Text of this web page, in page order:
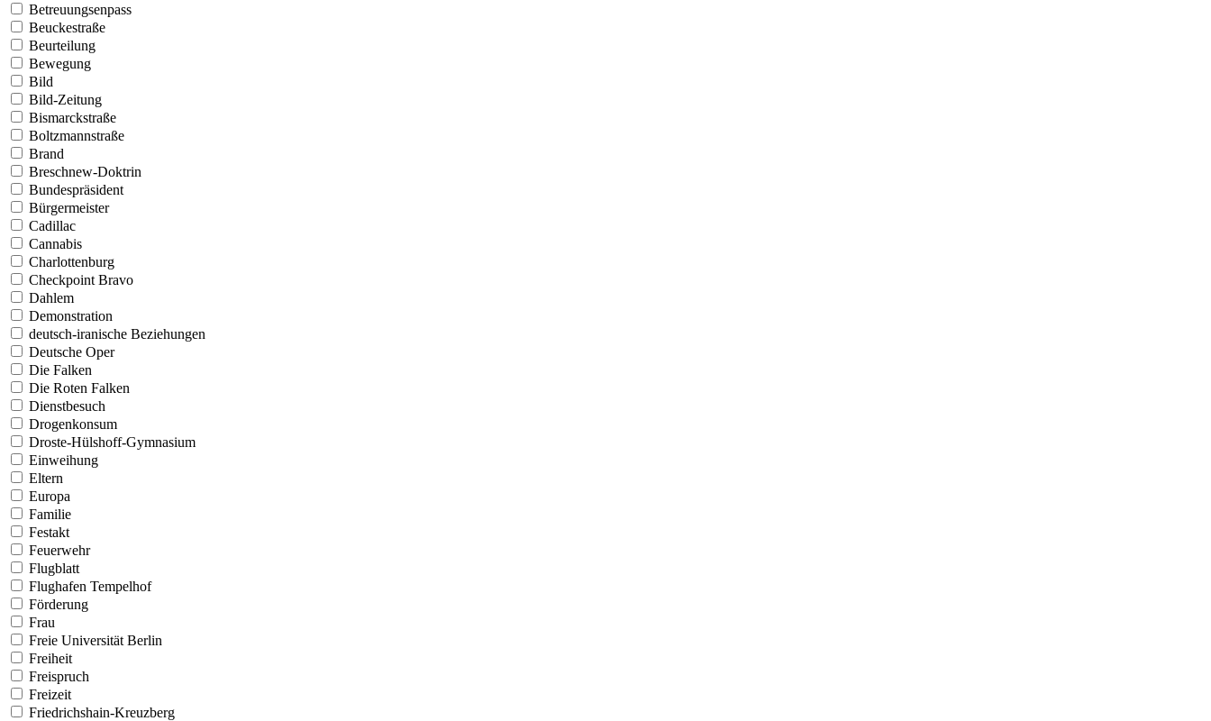
Betreuungsenpass
Beuckestraße
Beurteilung
Bewegung
Bild
Bild-Zeitung
Bismarckstraße
Boltzmannstraße
Brand
Breschnew-Doktrin
Bundespräsident
Bürgermeister
Cadillac
Cannabis
Charlottenburg
Checkpoint Bravo
Dahlem
Demonstration
deutsch-iranische Beziehungen
Deutsche Oper
Die Falken
Die Roten Falken
Dienstbesuch
Drogenkonsum
Droste-Hülshoff-Gymnasium
Einweihung
Eltern
Europa
Familie
Festakt
Feuerwehr
Flugblatt
Flughafen Tempelhof
Förderung
Frau
Freie Universität Berlin
Freiheit
Freispruch
Freizeit
Friedrichshain-Kreuzberg